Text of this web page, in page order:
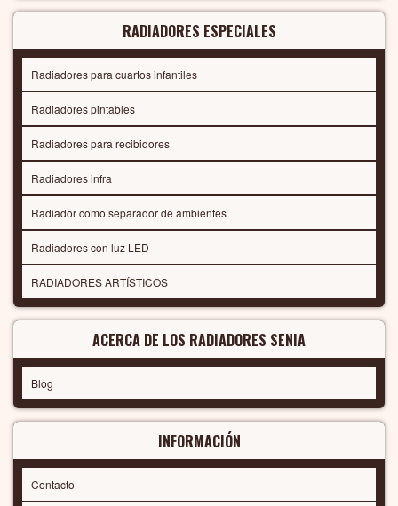
RADIADORES ESPECIALES
Radiadores para cuartos infantiles
Radiadores pintables
Radiadores para recibidores
Radiadores infra
Radiador como separador de ambientes
Radiadores con luz LED
RADIADORES ARTÍSTICOS
ACERCA DE LOS RADIADORES SENIA
Blog
INFORMACIÓN
Contacto